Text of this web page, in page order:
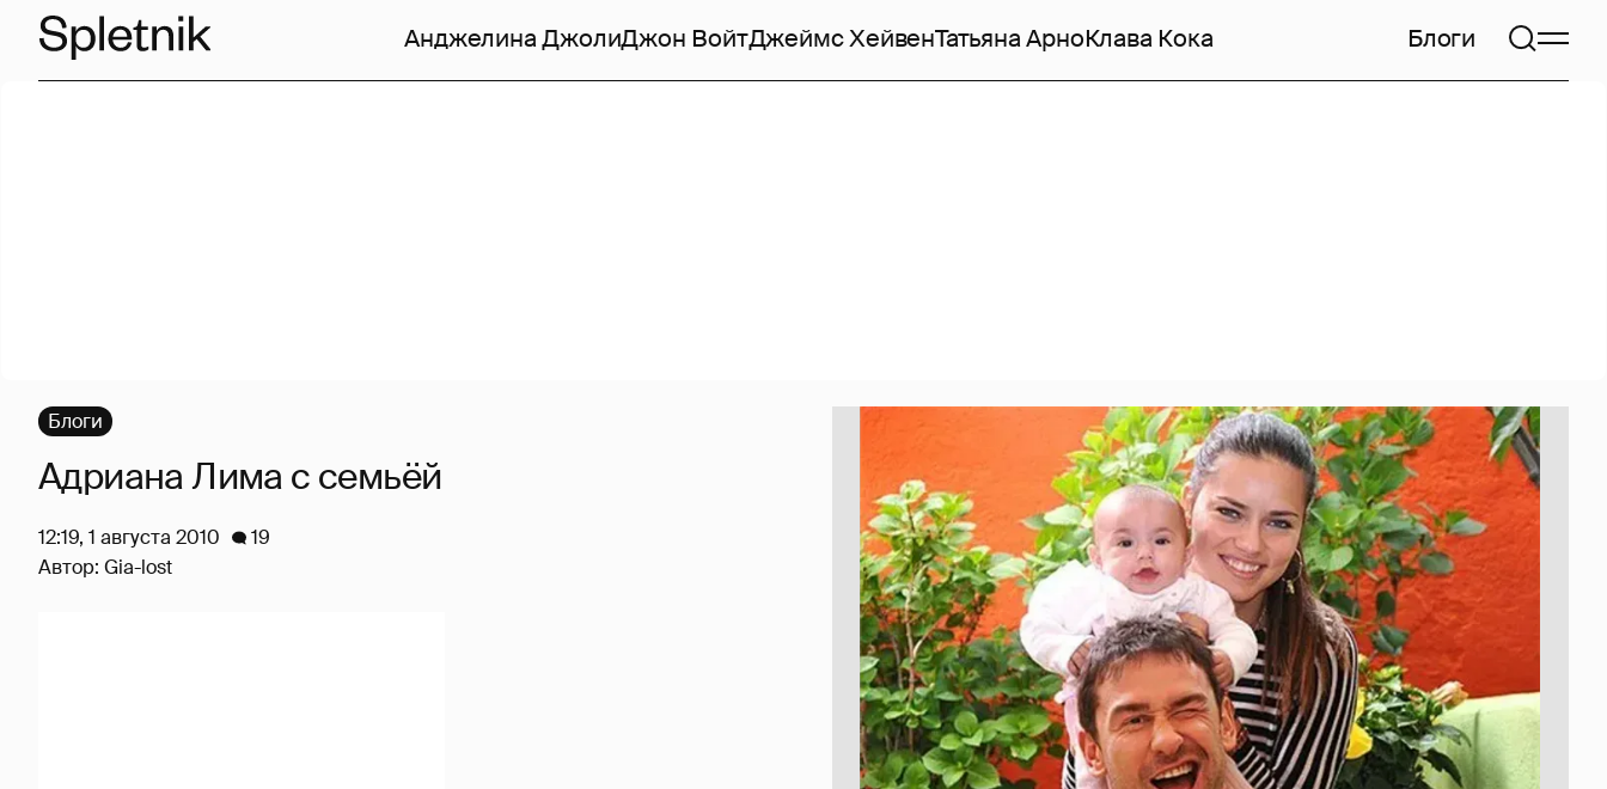
Анджелина ДжолиДжон ВойтДжеймс ХейвенТатьяна АрноКлава Кока Блоги
Блоги
Адриана Лима с семьёй
12:19, 1 августа 2010
19
Автор: Gia-lost